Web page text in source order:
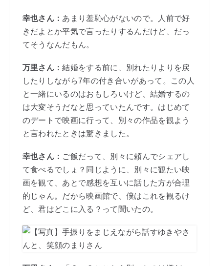
幸也さん： あまり羞恥心がないので。人前で好
きだよとか平気で言ったりするんだけど、だっ
てそうなんだもん。
万里さん：結婚をする前に、別れたりよりを戻
したりしながら7年の付き合いがあって。この人
と一緒にいるのはおもしろいけど、結婚するの
は大変そうだなと思っていたんです。はじめて
のデートで映画に行って、別々の作品を観よう
と言われたときは驚きました。
幸也さん： ご飯だって、別々に頼んでシェアし
て食べるでしょ？同じように、別々に観たい映
画を観て、あとで感想を互いに話した方が合理
的じゃん。だから映画館で、僕はこれを観るけ
ど、君はどこに入る？って聞いたの。